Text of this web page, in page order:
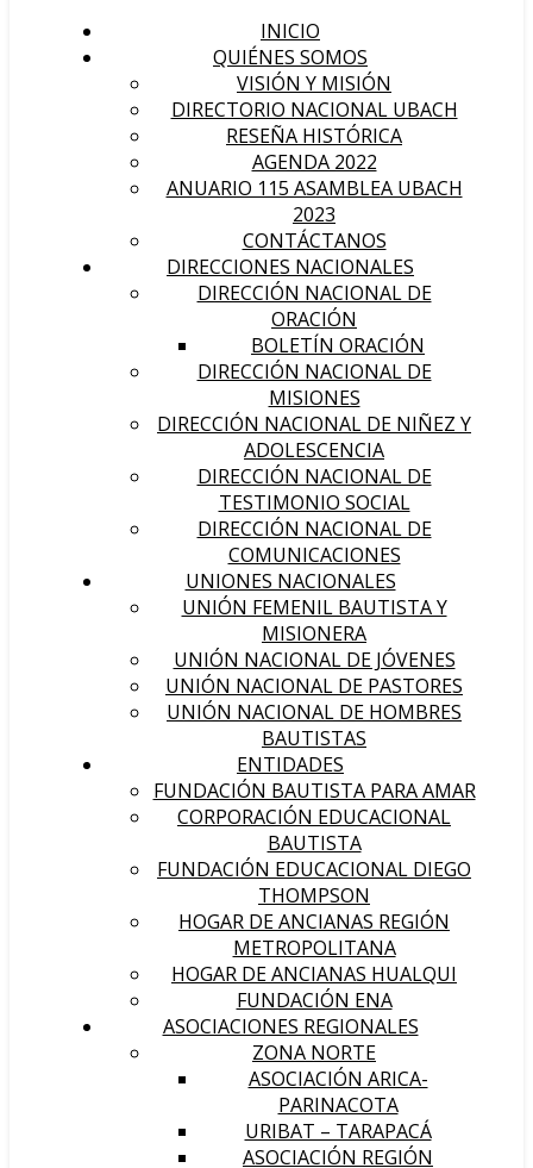
INICIO
QUIÉNES SOMOS
VISIÓN Y MISIÓN
DIRECTORIO NACIONAL UBACH
RESEÑA HISTÓRICA
AGENDA 2022
ANUARIO 115 ASAMBLEA UBACH
2023
CONTÁCTANOS
DIRECCIONES NACIONALES
DIRECCIÓN NACIONAL DE
ORACIÓN
BOLETÍN ORACIÓN
DIRECCIÓN NACIONAL DE
MISIONES
DIRECCIÓN NACIONAL DE NIÑEZ Y
ADOLESCENCIA
DIRECCIÓN NACIONAL DE
TESTIMONIO SOCIAL
DIRECCIÓN NACIONAL DE
COMUNICACIONES
UNIONES NACIONALES
UNIÓN FEMENIL BAUTISTA Y
MISIONERA
UNIÓN NACIONAL DE JÓVENES
UNIÓN NACIONAL DE PASTORES
UNIÓN NACIONAL DE HOMBRES
BAUTISTAS
ENTIDADES
FUNDACIÓN BAUTISTA PARA AMAR
CORPORACIÓN EDUCACIONAL
BAUTISTA
FUNDACIÓN EDUCACIONAL DIEGO
THOMPSON
HOGAR DE ANCIANAS REGIÓN
METROPOLITANA
HOGAR DE ANCIANAS HUALQUI
FUNDACIÓN ENA
ASOCIACIONES REGIONALES
ZONA NORTE
ASOCIACIÓN ARICA-
PARINACOTA
URIBAT – TARAPACÁ
ASOCIACIÓN REGIÓN